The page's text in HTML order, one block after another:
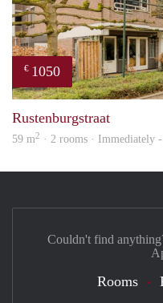
€ 1050
Rustenburgstraat
59 m2 · 2 rooms · Immediately
Couldn't find
Rooms